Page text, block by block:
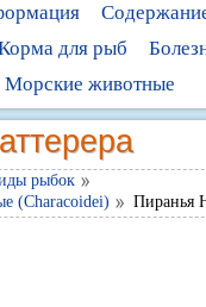
для рыб
Морские животные
рыбок
(Characoidei)
Пиранья